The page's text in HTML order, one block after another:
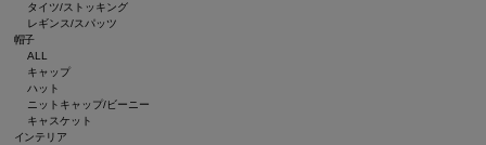
タイツ/ストッキング
レギンス/スパッツ
帽子
ALL
キャップ
ハット
ニットキャップ/ビーニー
キャスケット
インテリア